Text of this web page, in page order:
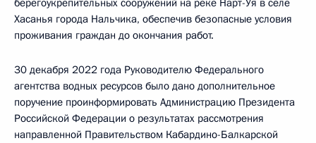
берегоукрепительных сооружений на реке Нарт-Уя в селе
Хасанья города Нальчика, обеспечив безопасные условия
проживания граждан до окончания работ.
30 декабря 2022 года Руководителю Федерального
агентства водных ресурсов было дано дополнительное
поручение проинформировать Администрацию Президента
Российской Федерации о результатах рассмотрения
направленной Правительством Кабардино-Балкарской